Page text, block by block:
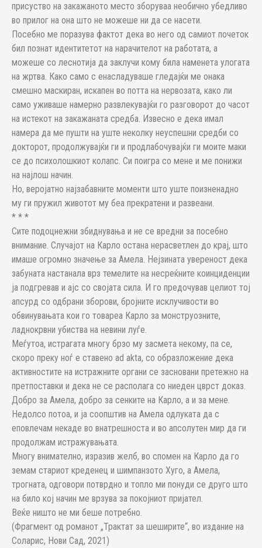
присуство на закажаното место зборуваа необично убедливо
во прилог на она што не можеше ни да се насети.
Посебно ме поразува фактот дека во него од самиот почеток
бил познат идентитетот на нарачителот на работата, а
можеше со леснотија да заклучи кому била наменета улогата
на жртва. Како само с енасладуваше гледајќи ме онака
смешно маскиран, искапен во потта на нервозата, како ли
само уживаше намерно развлекувајќи го разговорот до часот
на истекот на закажаната средба. Извесно е дека имал
намера да ме пушти на уште неколку неуспешни средби со
докторот, продолжувајќи ги и продлабочувајќи ги моите маки
се до психолошкиот колапс. Си поигра со мене и ме понижи
на најлош начин.
Но, веројатно најзабавните моменти што уште поизненадно
му ги пружил животот му беа прекратени и развеани.
* * *
Сите подоцнежни збиднувања и не се вредни за посебно
внимание. Случајот на Карло остана нерасветлен до крај, што
имаше огромно значење за Амела. Нејзината увереност дека
забуната настанала врз темелите на несреќните коинциденции
ја подгревав и ајс со својата сила. И го предочував целиот тој
апсурд со одбрани зборови, бројните исклучивости во
обвинувањата кои го товареа Карло за монструозните,
ладнокрвни убиства на невини луѓе.
Меѓутоа, истрагата многу брзо му засмета некому, па се,
скоро преку ноѓ е ставено ad akta, со образложение дека
активностите на истражните органи се засновани претежно на
претпоставки и дека не се располага со ниеден цврст доказ.
Добро за Амела, добро за сенките на Карло, а и за мене.
Недолсо потоа, и ја соопштив на Амела одлуката да с
еповлечам некаде во внатрешноста и во апсолутен мир да ги
продолжам истражувањата.
Многу внимателно, изразив желб, во спомен на Карло да го
земам стариот креденец и шимпанзото Хуго, а Амела,
трогната, одговори потврдно и топло ми понуди се друго што
на било кој начин ме врзува за покојниот пријател.
Веќе ништо не ми беше потребно.
(Фрагмент од романот „Трактат за шеширите“, во издание на
Соларис, Нови Сад, 2021)